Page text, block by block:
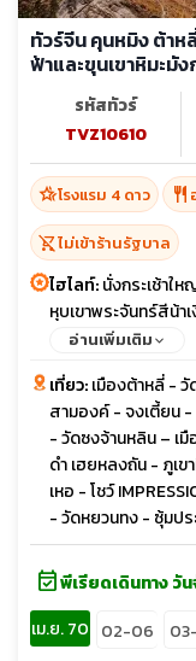
ทัวร์จีน คุนหมิง ต้าห
ฟ้าและขุนเขาหิมะมั
รหัสทัวร์
TVZ10610
hotel_classโรงแรม 4 ดาว restaurant
shopping_cart_offไม่เข้าร้านรัฐบาล
ไฮไลท์:นั่งกระเช้าใ
หุบเขาพระจันทร์สีน้า
อ่านเพิ่มเติม
เที่ยว:เมืองต้าหลี่ -
สามองค์ - จงเตี้ยน
- วัดซงจ้านหลิน – เ
ดำ เฮยหลงถัน - ภูเข
เหอ - โชว์
- วัดหยวนทง - ซุ้มปร
event_availableพีเรียดเดินทาง วั
เม.ย. 70 02-06